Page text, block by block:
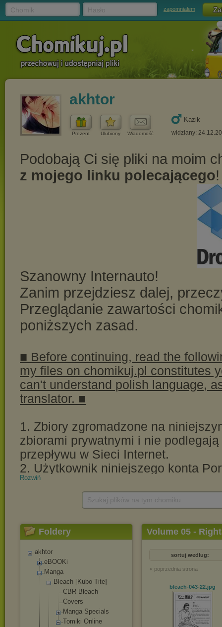
zapomniałem
akhtor
Prezent Ulubiony Wiadomość
Kazik
widziany:
Rozwiń
Foldery
akhtor
eBOOKi
Manga
Bleach [Kubo Tite]
CBR Bleach
Covers
Manga Specials
Tomiki Online
Volume 05 -
sortuj według:
« poprzednia strona
bleach-043-22.jpg